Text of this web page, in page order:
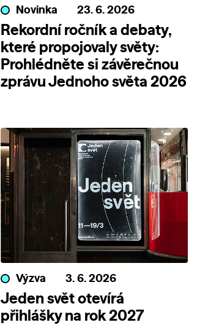
Novinka 23. 6. 2026
Rekordní ročník a debaty,
které propojovaly světy:
Prohlédněte si závěrečnou
zprávu Jednoho světa 2026
Výzva 3. 6. 2026
Jeden svět otevírá
přihlášky na rok 2027